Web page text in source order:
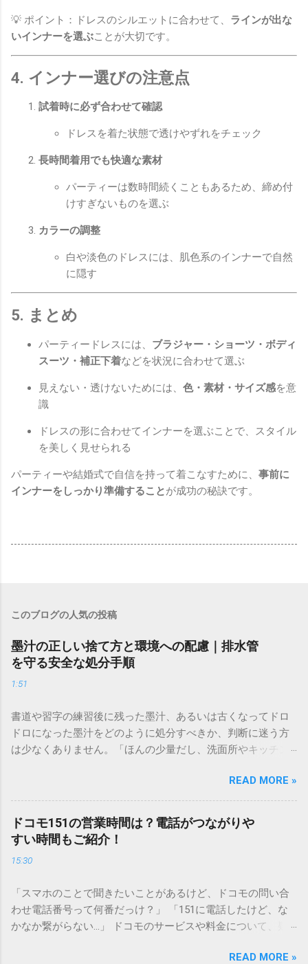
💡 ポイント：ドレスのシルエットに合わせて、 ラインが出な
いインナーを選ぶことが大切です。
4. インナー選びの注意点
試着時に必ず合わせて確認
ドレスを着た状態で透けやずれをチェック
長時間着用でも快適な素材
パーティーは数時間続くこともあるため、締め付
けすぎないものを選ぶ
カラーの調整
白や淡色のドレスには、肌色系のインナーで自然
に隠す
5. まとめ
パーティードレスには、 ブラジャー・ショーツ・ボディ
スーツ・補正下着などを状況に合わせて選ぶ
見えない・透けないためには、 色・素材・サイズ感を意
識
ドレスの形に合わせてインナーを選ぶことで、スタイル
を美しく見せられる
パーティーや結婚式で自信を持って着こなすために、 事前に
インナーをしっかり準備することが成功の秘訣です。
このブログの人気の投稿
墨汁の正しい捨て方と環境への配慮｜排水管
を守る安全な処分手順
1:51
書道や習字の練習後に残った墨汁、あるいは古くなってドロ
ドロになった墨汁をどのように処分すべきか、判断に迷う方
は少なくありません。「ほんの少量だし、洗面所やキッチン
と、実は予期せぬトラブルを招く原因となります。 墨汁は、
一般的な生活排水とは性質が大きく異なります。そのまま排
水口へ流すことは環境負荷だけでなく、ご自宅の排水設備を
傷める可能性も高いため、非常に危険です。この記事では、
墨汁を安全かつ環境に優しい方法で処分するための手順と、
容器を適切に分別する方法を徹底解説します。 墨汁を「排水
す）」と「膠（にかわ）」、そして水です。これらは非常に
微細かつ独特の粘性を持っているため、下水処理や配管維持
の観点から以下の問題が発生します。 1. 環境への深刻な負荷
READ MORE »
ドコモ151の営業時間は？電話がつながりや
すい時間もご紹介！
15:30
「スマホのことで聞きたいことがあるけど、ドコモの問い合
わせ電話番号って何番だっけ？」 「151に電話したけど、な
かなか繋がらない…」 ドコモのサービスや料金について、疑
ンフォメーションセンター」の専用電話番号「151」ですよ
READ MORE »